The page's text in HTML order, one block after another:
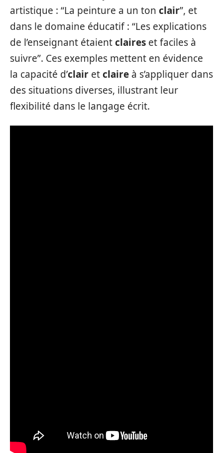
artistique : “La peinture a un ton clair”, et
dans le domaine éducatif : “Les explications
de l’enseignant étaientclaires et faciles à
suivre”. Ces exemples mettent en évidence
la capacité d’clair etclaire à s’appliquer dans
des situations diverses, illustrant leur
flexibilité dans le langage écrit.